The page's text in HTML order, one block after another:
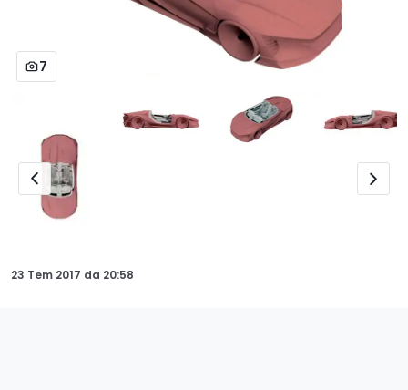
7
23 Tem 2017 da 20:58